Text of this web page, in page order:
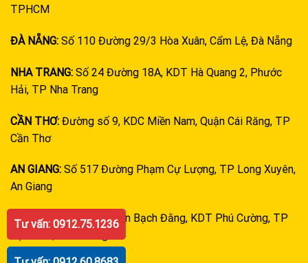
TPHCM
ĐÀ NẴNG: Số 110 Đường 29/3 Hòa Xuân, Cẩm Lệ, Đà Nẵng
NHA TRANG: Số 24 Đường 18A, KDT Hà Quang 2, Phước
Hải, TP Nha Trang
CẦN THƠ: Đường số 9, KDC Miền Nam, Quận Cái Răng, TP
Cần Thơ
AN GIANG: Số 517 Đường Phạm Cự Lượng, TP Long Xuyên,
An Giang
KIÊN GIANG:Đường Trần Bạch Đằng, KDT Phú Cường, TP
Tư vấn: 0912.75.1236